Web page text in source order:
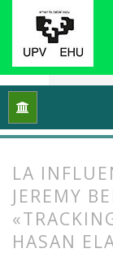
Inicio
LA
JEREMY
HASAN